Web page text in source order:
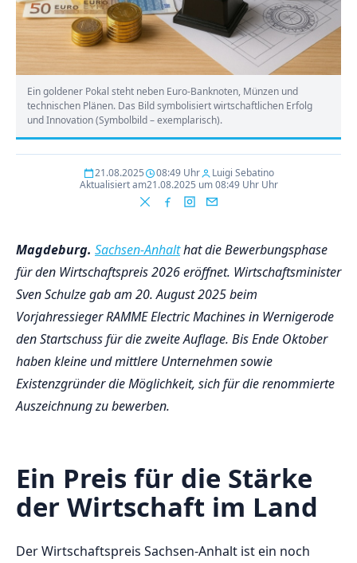
Ein goldener Pokal steht neben Euro-Banknoten, Münzen und
technischen Plänen. Das Bild symbolisiert wirtschaftlichen Erfolg
und Innovation (Symbolbild – exemplarisch).
21.08.2025 08:49 Uhr
Luigi Sebatino
Aktualisiert am21.08.2025 um 08:49 Uhr Uhr
Magdeburg. Sachsen-Anhalthat die Bewerbungsphase
für den Wirtschaftspreis 2026 eröffnet. Wirtschaftsminister
Sven Schulze gab am 20. August 2025 beim
Vorjahressieger RAMME Electric Machines in Wernigerode
den Startschuss für die zweite Auflage. Bis Ende Oktober
haben kleine und mittlere Unternehmen sowie
Existenzgründer die Möglichkeit, sich für die renommierte
Auszeichnung zu bewerben.
Ein Preis für die Stärke
der Wirtschaft im Land
Der Wirtschaftspreis Sachsen-Anhalt ist ein noch